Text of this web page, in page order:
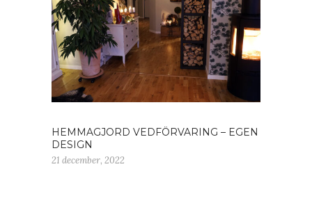
HEMMAGJORD VEDFÖRVARING – EGEN
DESIGN
21 december, 2022